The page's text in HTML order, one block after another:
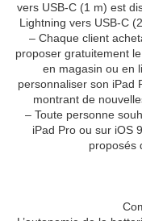
vers USB-C (1 m) est
Lightning vers USB-C
– Chaque client
proposer gratuitement
en magasin ou en
personnaliser son iPad
montrant de
– Toute personne
iPad Pro ou sur iOS
proposés